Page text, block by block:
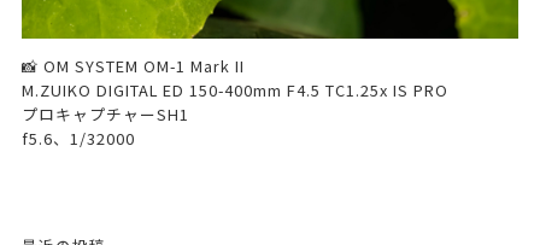
📸 OM SYSTEM OM-1 Mark II
M.ZUIKO DIGITAL ED 150-400mm F4.5 TC1.25x IS PRO
プロキャプチャーSH1
f5.6、1/32000